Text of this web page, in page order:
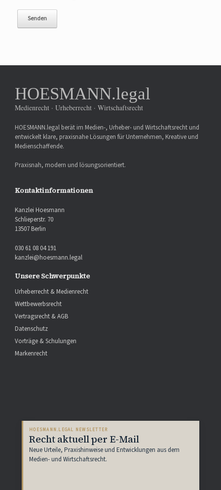
HOESMANN.legal
Medienrecht · Urheberrecht · Wirtschaftsrecht
HOESMANN.legal berät im Medien-, Urheber- und Wirtschaftsrecht und
entwickelt klare, praxisnahe Lösungen für Unternehmen, Kreative und
Medienschaffende.
Praxisnah, modern und lösungsorientiert.
Kontaktinformationen
Kanzlei Hoesmann
Schlieperstr. 70
13507 Berlin
030 61 08 04 191
kanzlei@hoesmann.legal
Unsere Schwerpunkte
Urheberrecht & Medienrecht
Wettbewerbsrecht
Vertragsrecht & AGB
Datenschutz
Vorträge & Schulungen
Markenrecht
HOESMANN.LEGAL NEWSLETTER
Recht aktuell per E-Mail
Neue Urteile, Praxishinweise und Entwicklungen aus dem
Medien- und Wirtschaftsrecht.